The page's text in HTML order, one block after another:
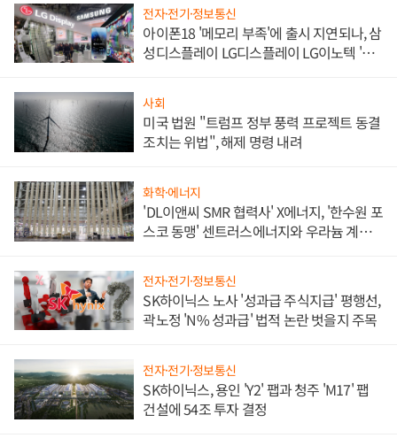
전자·전기·정보통신
아이폰18 '메모리 부족'에 출시 지연되나, 삼
성디스플레이 LG디스플레이 LG이노텍 '탈
사회
미국 법원 "트럼프 정부 풍력 프로젝트 동결
조치는 위법", 해제 명령 내려
화학·에너지
'DL이앤씨 SMR 협력사' X에너지, '한수원 포
스코 동맹' 센트러스에너지와 우라늄 계약
전자·전기·정보통신
SK하이닉스 노사 '성과급 주식지급' 평행선,
곽노정 'N% 성과급' 법적 논란 벗을지 주목
전자·전기·정보통신
SK하이닉스, 용인 'Y2' 팹과 청주 'M17' 팹
건설에 54조 투자 결정